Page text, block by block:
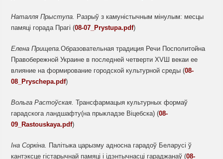
Наталля Прыступа. Разрыў з камуністычным мінулым: месцы
памяці горада Прагі (08-07_Prystupa.pdf)
Елена Прищепа.Образовательная традиция Речи Посполитойна
Правобережной Украине в последней четверти XVШ векаи ее
влияние на формирование городской культурной среды (08-
08_Pryschepa.pdf)
ВольгаРастоўская.Трансфармацыя культурных формаў
гарадскога ландшафту(на прыкладзе Віцебска) (08-
09_Rastouskaya.pdf)
Іна Соркіна. Палітыка царызму адносна гарадоў Беларусі ў
кантэксце гістарычнай памяці і ідэнтычнасці гараджанаў (08-